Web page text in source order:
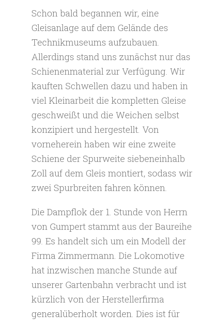
Schon bald begannen wir, eine
Gleisanlage auf dem Gelände des
Technikmuseums aufzubauen.
Allerdings stand uns zunächst nur das
Schienenmaterial zur Verfügung. Wir
kauften Schwellen dazu und haben in
viel Kleinarbeit die kompletten Gleise
geschweißt und die Weichen selbst
konzipiert und hergestellt. Von
vorneherein haben wir eine zweite
Schiene der Spurweite siebeneinhalb
Zoll auf dem Gleis montiert, sodass wir
zwei Spurbreiten fahren können.
Die Dampflok der 1. Stunde von Herrn
von Gumpert stammt aus der Baureihe
99. Es handelt sich um ein Modell der
Firma Zimmermann. Die Lokomotive
hat inzwischen manche Stunde auf
unserer Gartenbahn verbracht und ist
kürzlich von der Herstellerfirma
generalüberholt worden. Dies ist für